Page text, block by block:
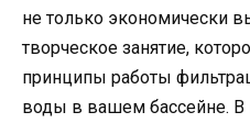
не только экономически
творческое занятие,
принципы работы
воды в вашем бассейне. В